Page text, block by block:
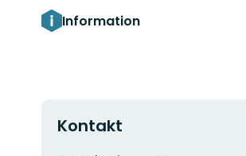
Information
Kontakt